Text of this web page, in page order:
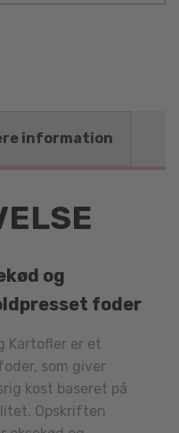
information
og
foder
Kartofler er et
som giver
kost baseret på
Opskriften